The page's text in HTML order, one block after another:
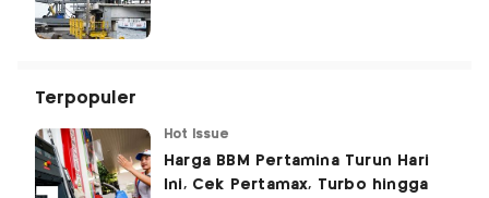
Terpopuler
Hot Issue
Harga BBM Pertamina Turun Hari
Ini, Cek Pertamax, Turbo hingga